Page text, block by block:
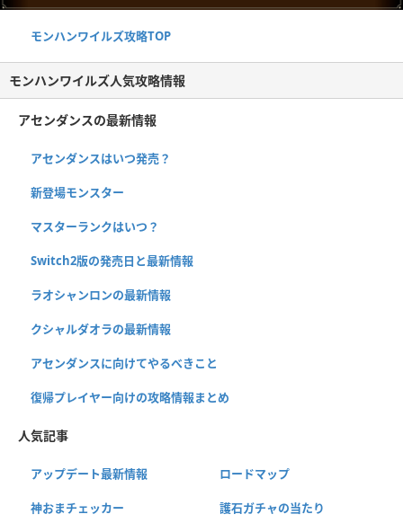
モンハンワイルズ攻略TOP
モンハンワイルズ人気攻略情報
アセンダンスの最新情報
アセンダンスはいつ発売？
新登場モンスター
マスターランクはいつ？
Switch2版の発売日と最新情報
ラオシャンロンの最新情報
クシャルダオラの最新情報
アセンダンスに向けてやるべきこと
復帰プレイヤー向けの攻略情報まとめ
人気記事
アップデート最新情報 ロードマップ
神おまチェッカー 護石ガチャの当たり